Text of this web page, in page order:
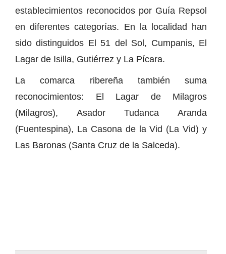
establecimientos reconocidos por Guía Repsol
en diferentes categorías. En la localidad han
sido distinguidos El 51 del Sol, Cumpanis, El
Lagar de Isilla, Gutiérrez y La Pícara.
La comarca ribereña también suma
reconocimientos: El Lagar de Milagros
(Milagros), Asador Tudanca Aranda
(Fuentespina), La Casona de la Vid (La Vid) y
Las Baronas (Santa Cruz de la Salceda).